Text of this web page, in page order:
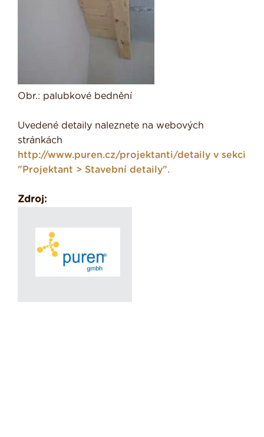
Obr.: palubkové bednění
Uvedené detaily naleznete na webových
stránkách
http://www.puren.cz/projektanti/detaily v sekci
"Projektant > Stavební detaily".
Zdroj: